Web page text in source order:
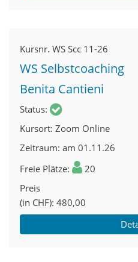
Kursnr. WS Scc 11-26
WS Selbstcoaching
Benita Cantieni
Status
Kursort Zoom Online
Zeitraum am 01.11.26
Freie Plätze
20
Preis
(in CHF) 480,00